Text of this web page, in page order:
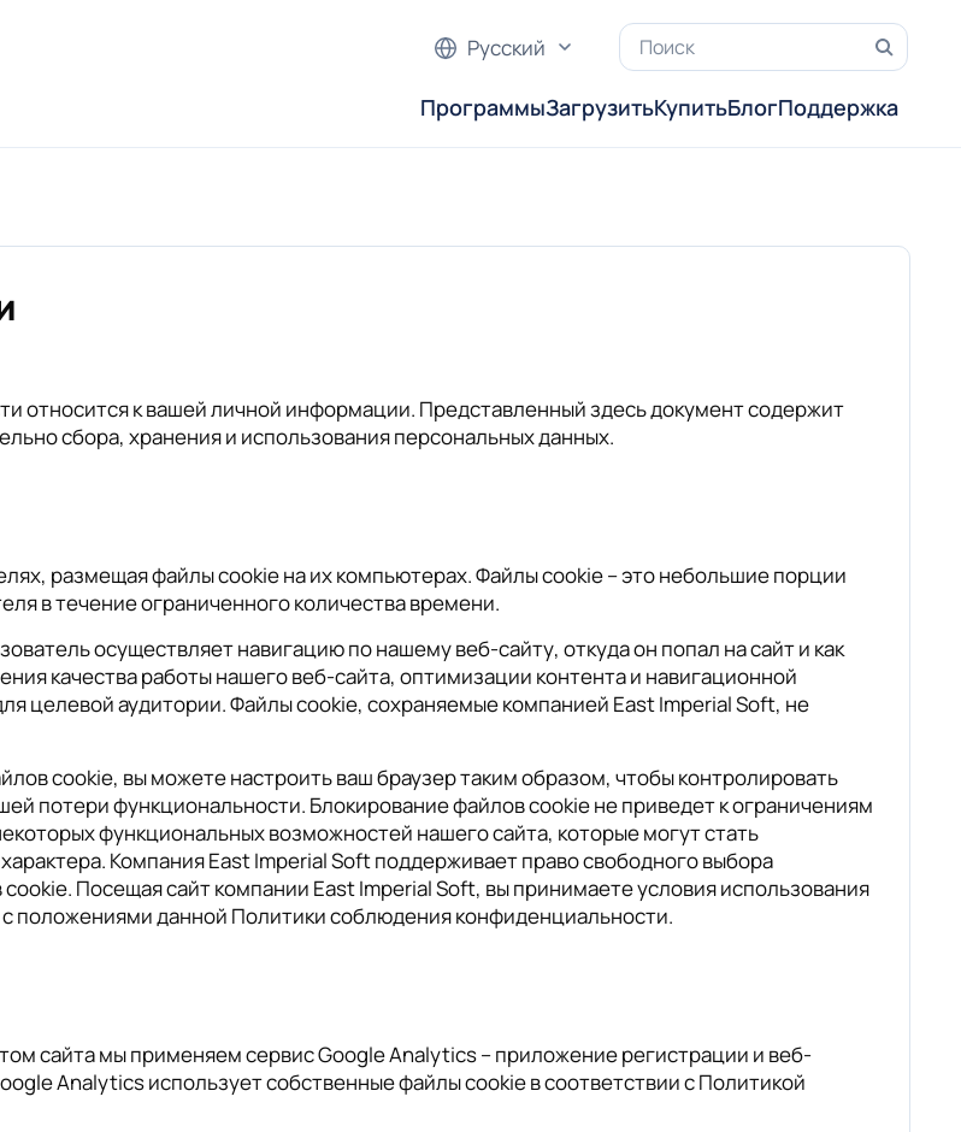
ПрограммыЗагрузитьКупитьБлогПоддержка
Русский
относится к вашей личной информации. Представленный здесь документ содержит
сбора, хранения и использования персональных данных.
размещая файлы cookie на их компьютерах. Файлы cookie – это небольшие порции
в течение ограниченного количества времени.
осуществляет навигацию по нашему веб-сайту, откуда он попал на сайт и как
качества работы нашего веб-сайта, оптимизации контента и навигационной
целевой аудитории. Файлы cookie, сохраняемые компанией East Imperial Soft, не
cookie, вы можете настроить ваш браузер таким образом, чтобы контролировать
потери функциональности. Блокирование файлов cookie не приведет к ограничениям
функциональных возможностей нашего сайта, которые могут стать
Компания East Imperial Soft поддерживает право свободного выбора
Посещая сайт компании East Imperial Soft, вы принимаете условия использования
положениями данной Политики соблюдения конфиденциальности.
сайта мы применяем сервис Google Analytics – приложение регистрации и веб-
Analytics использует собственные файлы cookie в соответствии с Политикой